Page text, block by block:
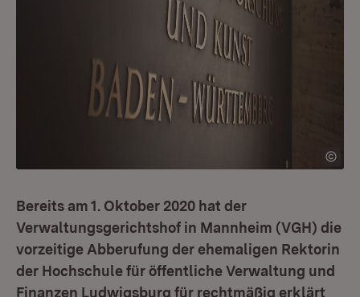
Bereits am 1. Oktober 2020 hat der
Verwaltungsgerichtshof in Mannheim (VGH) die
vorzeitige Abberufung der ehemaligen Rektorin
der Hochschule für öffentliche Verwaltung und
Finanzen Ludwigsburg für rechtmäßig erklärt